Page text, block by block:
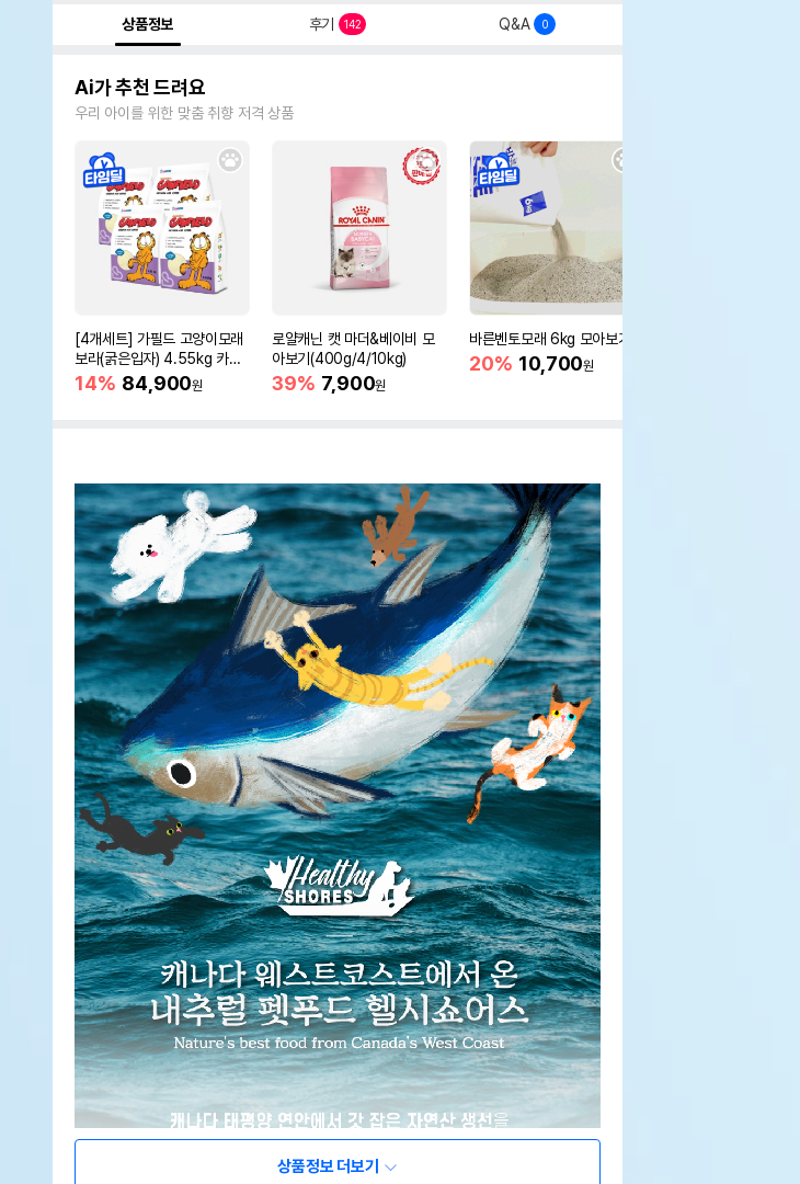
상품정보 후기 142 Q&A 0
Ai가 추천 드려요
우리 아이를 위한 맞춤 취향 저격 상품
[4개세트] 가필드 고양이모래
보라(굵은입자) 4.55kg 카사
바모래
14% 84,900원
로얄캐닌 캣 마더&베이비 모
아보기(400g/4/10kg)
39% 7,900원
바른벤토모래 6kg 모아보기
20% 10,700원
상품정보 더보기